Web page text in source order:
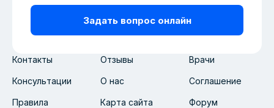
Контакты Отзывы Врачи
Консультации О нас Соглашение
Правила Карта сайта Форум
Задать вопрос онлайн